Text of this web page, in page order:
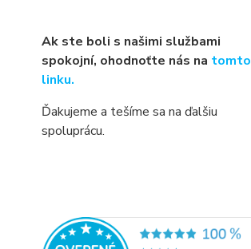
Ak ste boli s našimi službami
spokojní, ohodnoťte nás na tomto
linku.
Ďakujeme a tešíme sa na ďalšiu
spoluprácu.